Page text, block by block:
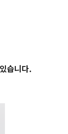
습니다.